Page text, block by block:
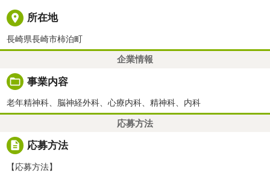
place 所在地
長崎県長崎市柿泊町
企業情報
folder_open 事業内容
老年精神科、脳神経外科、心療内科、精神科、内科
応募方法
description 応募方法
【応募方法】